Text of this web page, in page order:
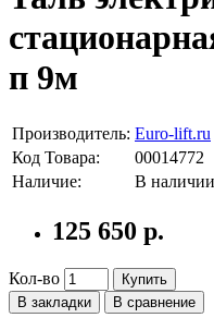
п 9м
Производитель: Euro-lift.ru
Код Товара:
00014772
Наличие:
В наличии
125 650 р.
Кол-во
Купить
В закладки
В сравнение